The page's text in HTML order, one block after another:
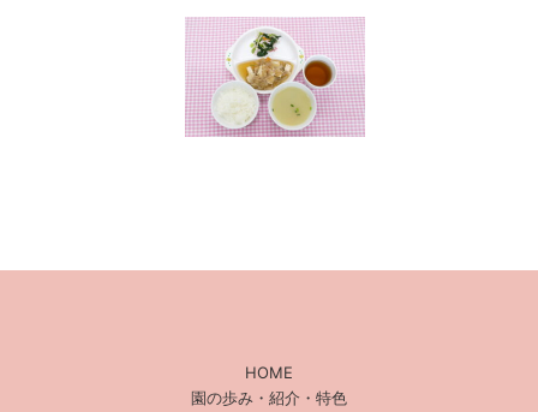
HOME
園の歩み・紹介・特色